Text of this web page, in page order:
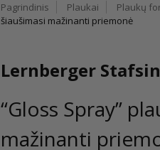
Pagrindinis Plaukai Plaukų
šiaušimasi mažinanti priemonė
Lernberger
“Gloss Spray”
mažinanti